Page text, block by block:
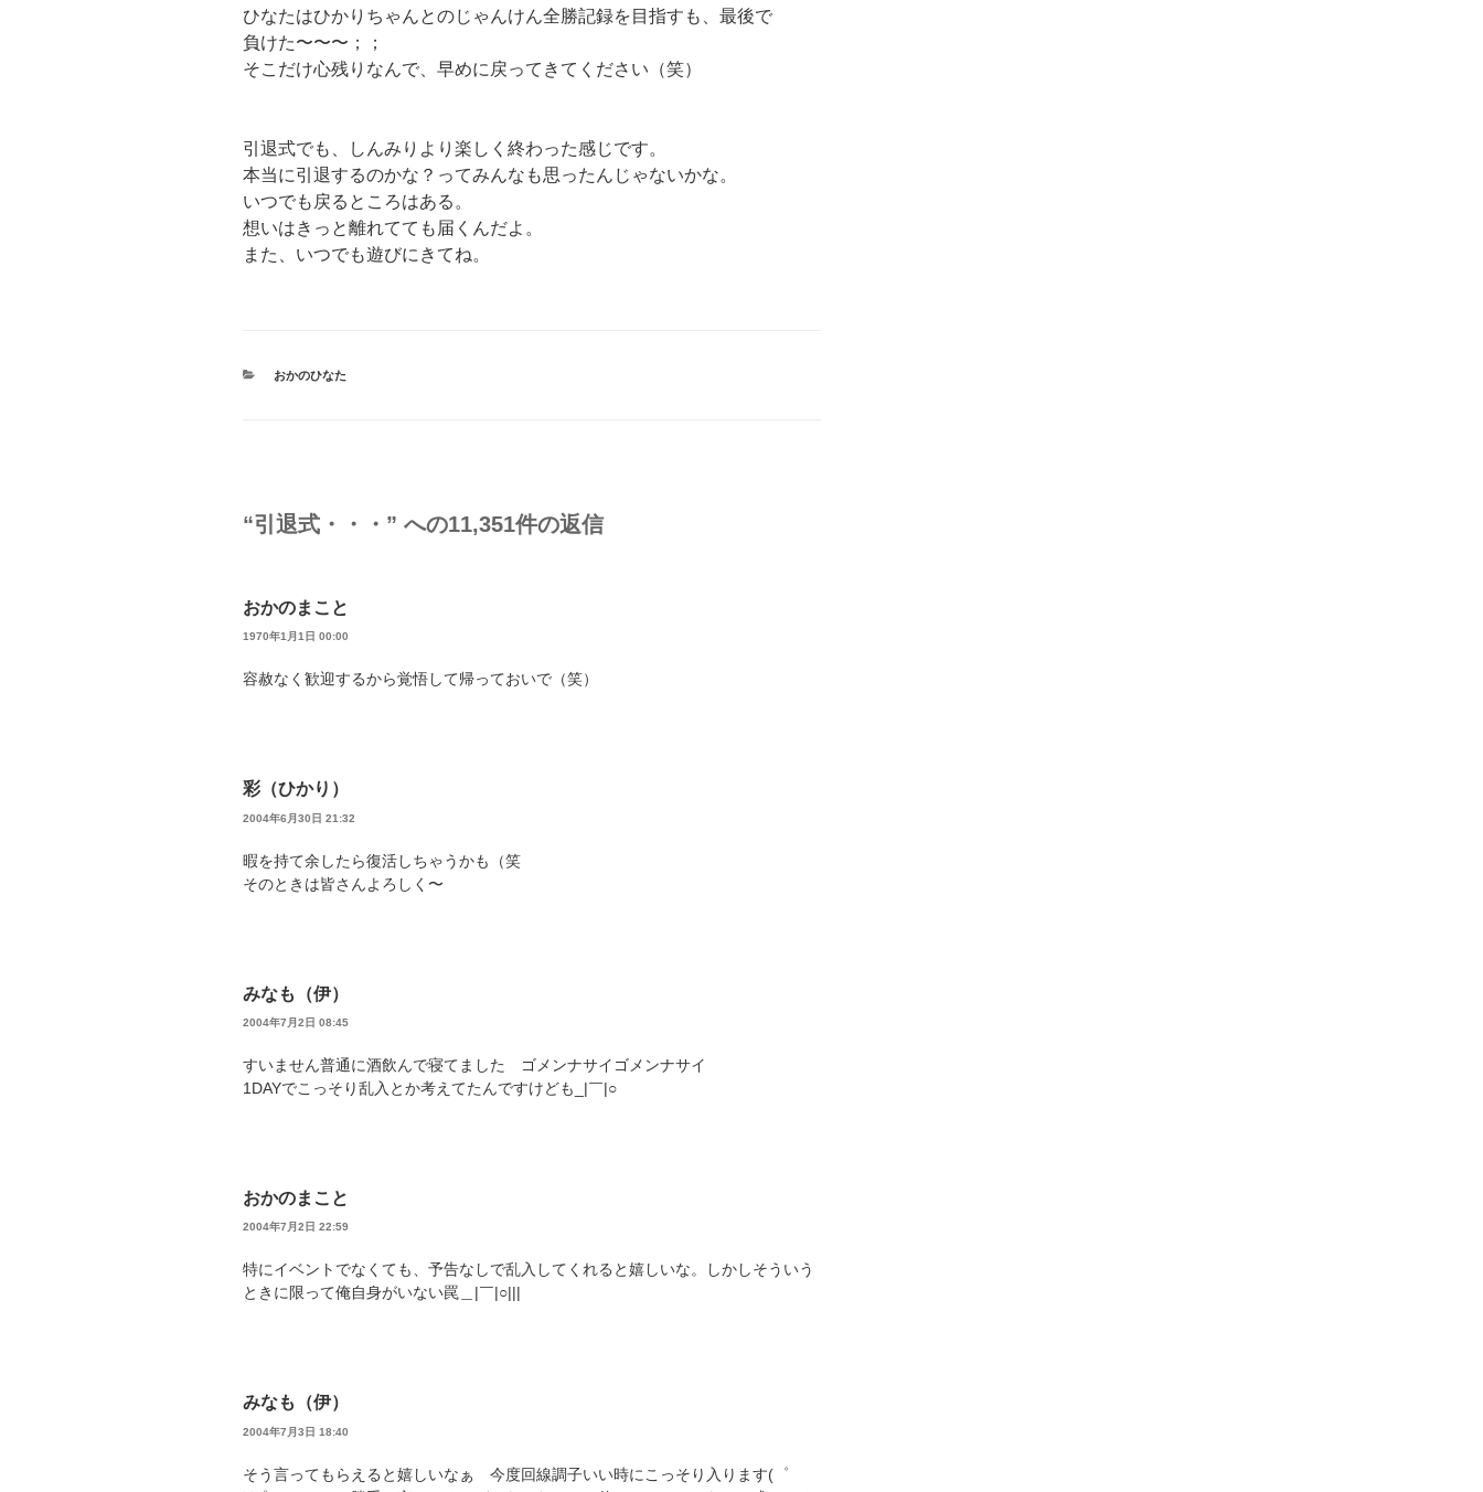
ひなたはひかりちゃんとのじゃんけん全勝記録を目指すも、最後で
負けた〜〜〜；；
そこだけ心残りなんで、早めに戻ってきてください（笑）
引退式でも、しんみりより楽しく終わった感じです。
本当に引退するのかな？ってみんなも思ったんじゃないかな。
いつでも戻るところはある。
想いはきっと離れてても届くんだよ。
また、いつでも遊びにきてね。
カ
おかのひなた
“引退式・・・” への11,351件の返信
おかのまこと
1970年1月1日 00:00
容赦なく歓迎するから覚悟して帰っておいで（笑）
彩（ひかり）
2004年6月30日 21:32
暇を持て余したら復活しちゃうかも（笑
そのときは皆さんよろしく〜
みなも（伊）
2004年7月2日 08:45
すいません普通に酒飲んで寝てました ゴメンナサイゴメンナサイ
1DAYでこっそり乱入とか考えてたんですけども_|￣|○
おかのまこと
2004年7月2日 22:59
特にイベントでなくても、予告なしで乱入してくれると嬉しいな。しかしそういう
ときに限って俺自身がいない罠＿|￣|○|||
みなも（伊）
2004年7月3日 18:40
そう言ってもらえると嬉しいなぁ 今度回線調子いい時にこっそり入ります(゜